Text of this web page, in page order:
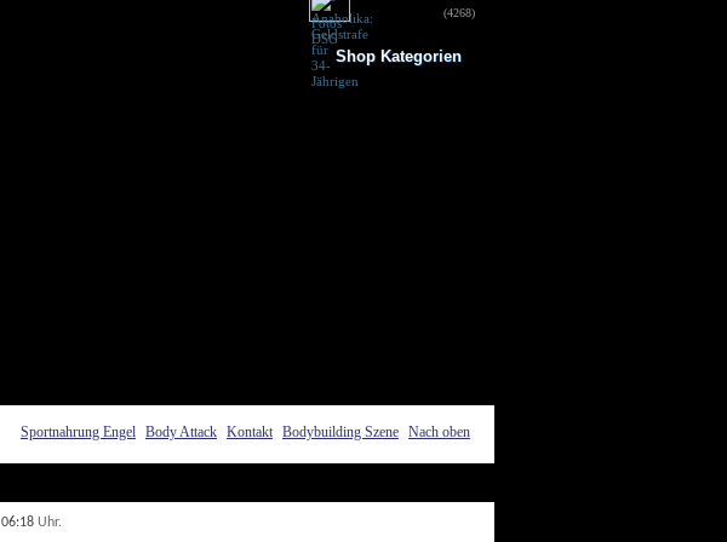
für 34-Jährigen
(4268)
Shop Kategorien
Frauen Fitness
Sportnahrung Engel Body Attack Kontakt Bodybuilding Szene Nach oben
06:18 Uhr.